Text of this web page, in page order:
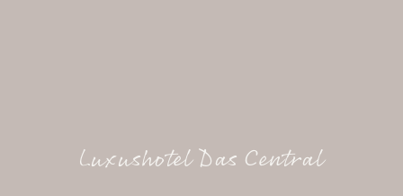
Luxushotel Das Central